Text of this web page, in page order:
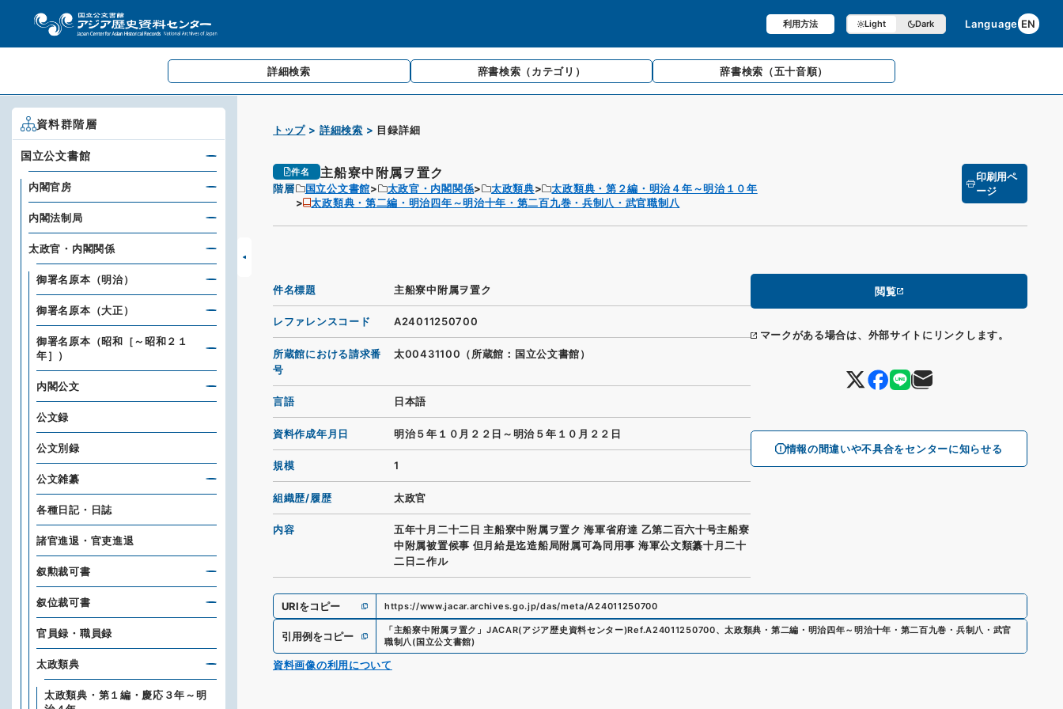
利用方法 Light Dark Language EN
詳細検索 辞書検索 （カテゴリ） 辞書検索 （五十音順）
トップ 詳細検索 目録詳細
件名 主船寮中附属ヲ置ク
階層 国立公文書館 太政官・内閣関係 太政類典
太政類典・第２編・明治４年～明治１０年
太政類典・第二編・明治四年～明治十年・第二百九巻・兵制八・武官職制八
印刷用ペ
ージ
閲覧
マークがある場合は、外部サイトにリンクします。
情報の間違いや不具合をセンターに知らせる
件名標題 主船寮中附属ヲ置ク
レファレンスコード A24011250700
所蔵館における請求番
号
太00431100（所蔵館：国立公文書館）
言語 日本語
資料作成年月日 明治５年１０月２２日～明治５年１０月２２日
規模 1
組織歴/履歴 太政官
内容
五年十月二十二日 主船寮中附属ヲ置ク 海軍省府達 乙第二百六十号主船寮
中附属被置候事 但月給是迄造船局附属可為同用事 海軍公文類纂十月二十
二日ニ作ル
URIをコピー https://www.jacar.archives.go.jp/das/meta/A24011250700
引用例をコピー 「主船寮中附属ヲ置ク 」 JACAR(アジア歴史資料センター)Ref.A24011250700、太政類典・第二編・明治四年～明治十年・第二百九巻・兵制八・武官
職制八( 国立公文書館)
資料画像の利用について
資料群階層
国立公文書館
内閣官房
内閣法制局
太政官・内閣関係
御署名原本（明治）
御署名原本（大正）
御署名原本（昭和［～昭和２１
年］）
内閣公文
公文録
公文別録
公文雑纂
各種日記・日誌
諸官進退・官吏進退
叙勲裁可書
叙位裁可書
官員録・職員録
太政類典
太政類典・第１編・慶応３年～明